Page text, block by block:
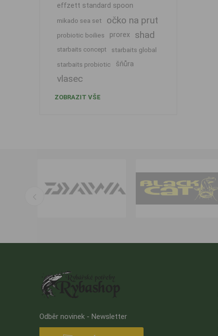
effzett standard spoon
mikado sea set očko na prut
probiotic boilies prorex shad
starbaits concept
starbaits global
starbaits probiotic
šňůra
vlasec
ZOBRAZIT VŠE
Odběr novinek - Newsletter